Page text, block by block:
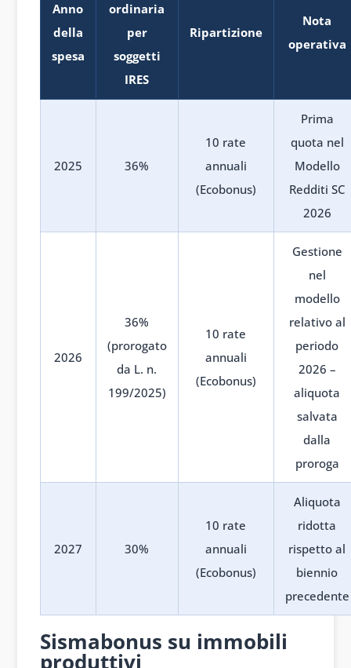
Anno
della
spesa
ordinaria
per
soggetti
IRES
Ripartizione
Nota
operativa
2025 36%
10 rate
annuali
(Ecobonus)
Prima
quota nel
Modello
Redditi SC
2026
2026
36%
(prorogato
da L. n.
199/2025)
10 rate
annuali
(Ecobonus)
Gestione
nel
modello
relativo al
periodo
2026 –
aliquota
salvata
dalla
proroga
2027 30%
10 rate
annuali
(Ecobonus)
Aliquota
ridotta
rispetto al
biennio
precedente
Sismabonus su immobili
produttivi